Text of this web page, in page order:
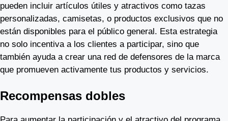
pueden incluir artículos útiles y atractivos como tazas
personalizadas, camisetas, o productos exclusivos que no
están disponibles para el público general. Esta estrategia
no solo incentiva a los clientes a participar, sino que
también ayuda a crear una red de defensores de la marca
que promueven activamente tus productos y servicios.
Recompensas dobles